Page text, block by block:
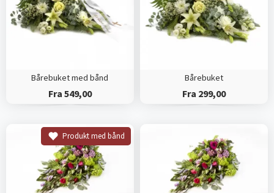
Bårebuket med bånd
Fra 549,00
Bårebuket
Fra 299,00
Produkt med bånd